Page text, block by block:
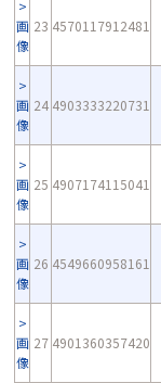
画
像
23 4570117912481
画
像
24 4903333220731
画
像
25 4907174115041
画
像
26 4549660958161
画
像
27 4901360357420